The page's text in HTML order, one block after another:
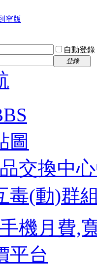
窄版
自動登錄
登錄
圖
交換中
毒(動)群
機月費,
平台